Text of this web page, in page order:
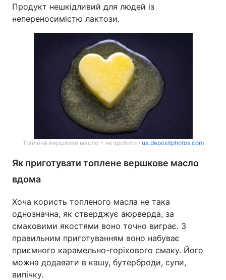
Продукт нешкідливий для людей із
непереносимістю лактози.
Топлене вершкове масло = як зробити / ua.depositphotos.com
Як приготувати топлене вершкове масло
вдома
Хоча користь топленого масла не така
однозначна, як стверджує аюрверда, за
смаковими якостями воно точно виграє. З
правильним приготуванням воно набуває
приємного карамельно-горіхового смаку. Його
можна додавати в кашу, бутерброди, супи,
випічку.